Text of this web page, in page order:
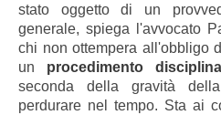
stato oggetto di un
generale, spiega l'avvocato
chi non ottempera all'obbligo
un procedimento
seconda della gravità
perdurare nel tempo. Sta ai